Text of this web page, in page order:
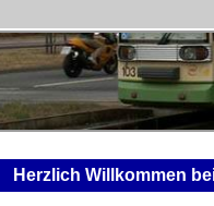
Herzlich Willkommen